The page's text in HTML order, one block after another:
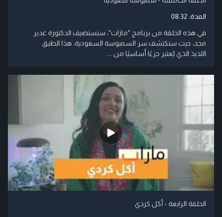
المدة: 08:32
في هذه الحلقة من برنامج "مازات"، سنستضيف الدكتورة غدير
مجد، حيث سنكتشف سر السمبوسة السعودية، هذا الطبق
اللذيذ الذي يُعتبر جزءًا أساسيًا من ....
الحلقة الرابعة - أكل كردي